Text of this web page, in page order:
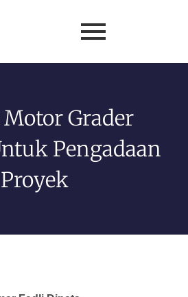
Motor Grader
Pengadaan
Proyek